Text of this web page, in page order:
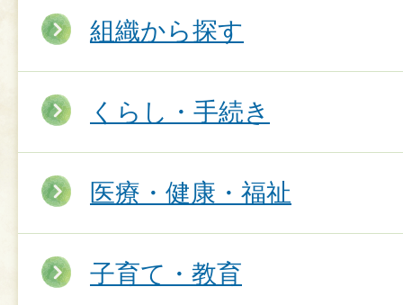
組織から探す
くらし・手続き
医療・健康・福祉
子育て・教育